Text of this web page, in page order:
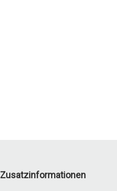
Zusatzinformationen